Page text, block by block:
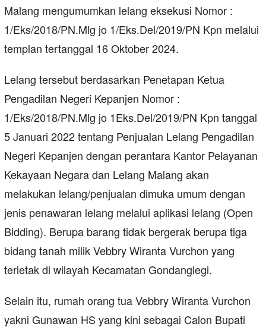
Malang mengumumkan lelang eksekusi Nomor :
1/Eks/2018/PN.Mlg jo 1/Eks.Del/2019/PN Kpn melalui
templan tertanggal 16 Oktober 2024.
Lelang tersebut berdasarkan Penetapan Ketua
Pengadilan Negeri Kepanjen Nomor :
1/Eks/2018/PN.Mlg jo 1Eks.Del/2019/PN Kpn tanggal
5 Januari 2022 tentang Penjualan Lelang Pengadilan
Negeri Kepanjen dengan perantara Kantor Pelayanan
Kekayaan Negara dan Lelang Malang akan
melakukan lelang/penjualan dimuka umum dengan
jenis penawaran lelang melalui aplikasi lelang (Open
Bidding). Berupa barang tidak bergerak berupa tiga
bidang tanah milik Vebbry Wiranta Vurchon yang
terletak di wilayah Kecamatan Gondanglegi.
Selain itu, rumah orang tua Vebbry Wiranta Vurchon
yakni Gunawan HS yang kini sebagai Calon Bupati